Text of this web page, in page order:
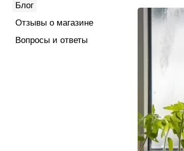
Блог
Отзывы о магазине
Вопросы и ответы